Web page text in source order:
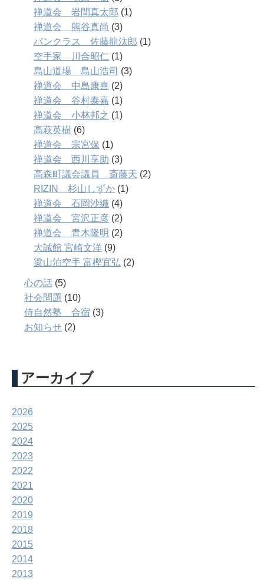
禅道会 岩間真太郎 (1)
禅道会 熊谷真尚 (3)
パンクラス 佐藤龍汰郎 (1)
空手家 川合昭仁 (1)
島山道場 島山浩司 (3)
禅道会 中島康喜 (2)
禅道会 谷村泰嘉 (1)
禅道会 小林邦之 (1)
高萩英樹 (6)
禅道会 宗宮保 (1)
禅道会 西川享助 (3)
高森町議会議員 斎藤天 (2)
RIZIN 杉山しずか (1)
禅道会 石岡沙織 (4)
禅道会 宮沢正彦 (2)
禅道会 青木隆明 (2)
大誠館 宮崎文洋 (9)
梁山泊空手 富樫宜弘 (2)
心の話 (5)
社会問題 (10)
侍自然塾 合宿 (3)
お知らせ (2)
アーカイブ
2026
2025
2024
2023
2022
2021
2020
2019
2018
2015
2014
2013